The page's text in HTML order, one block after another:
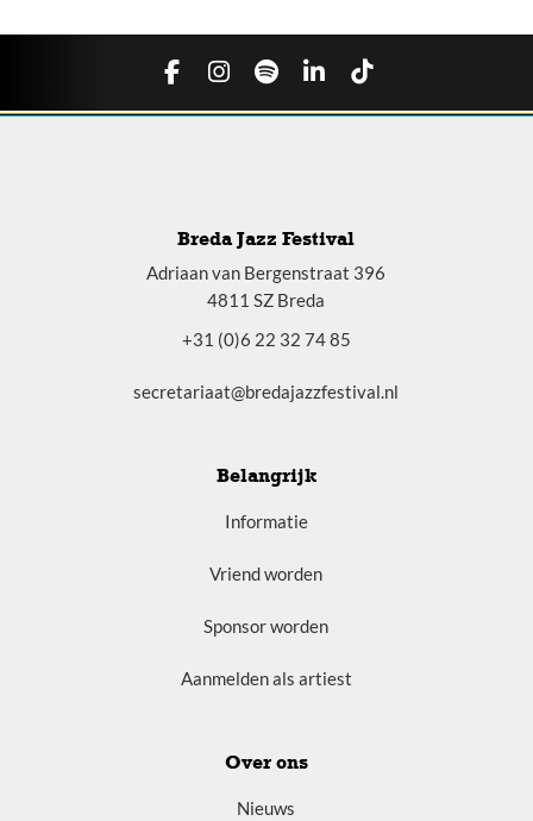
Breda Jazz Festival
Adriaan van Bergenstraat 396
4811 SZ Breda
+31 (0)6 22 32 74 85
secretariaat@bredajazzfestival.nl
Belangrijk
Informatie
Vriend worden
Sponsor worden
Aanmelden als artiest
Over ons
Nieuws